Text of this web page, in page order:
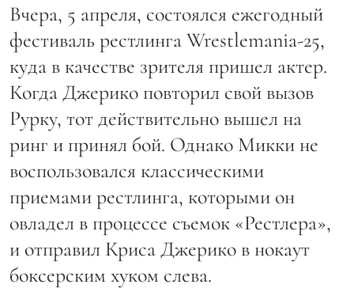
Вчера, 5 апреля, состоялся ежегодный
фестиваль рестлинга Wrestlemania-25,
куда в качестве зрителя пришел актер.
Когда Джерико повторил свой вызов
Рурку, тот действительно вышел на
ринг и принял бой. Однако Микки не
воспользовался классическими
приемами рестлинга, которыми он
овладел в процессе съемок «Рестлера»,
и отправил Криса Джерико в нокаут
боксерским хуком слева.